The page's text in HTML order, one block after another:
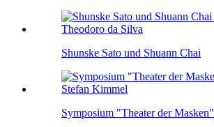
Shunske Sato und Shuann Chai
Symposium "Theater der Masken"